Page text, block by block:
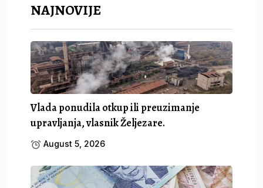
NAJNOVIJE
Vlada ponudila otkup ili preuzimanje
upravljanja, vlasnik Željezare.
August 5, 2026